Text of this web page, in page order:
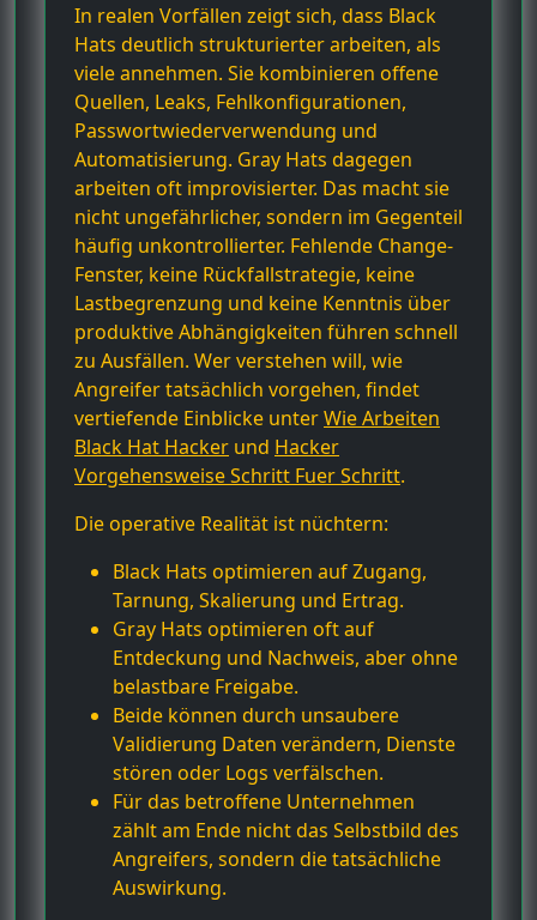
In realen Vorfällen zeigt sich, dass Black
Hats deutlich strukturierter arbeiten, als
viele annehmen. Sie kombinieren offene
Quellen, Leaks, Fehlkonfigurationen,
Passwortwiederverwendung und
Automatisierung. Gray Hats dagegen
arbeiten oft improvisierter. Das macht sie
nicht ungefährlicher, sondern im Gegenteil
häufig unkontrollierter. Fehlende Change-
Fenster, keine Rückfallstrategie, keine
Lastbegrenzung und keine Kenntnis über
produktive Abhängigkeiten führen schnell
zu Ausfällen. Wer verstehen will, wie
Angreifer tatsächlich vorgehen, findet
vertiefende Einblicke unterWie Arbeiten
Black Hat Hacker und Hacker
Vorgehensweise Schritt Fuer Schritt.
Die operative Realität ist nüchtern:
Black Hats optimieren auf Zugang,
Tarnung, Skalierung und Ertrag.
Gray Hats optimieren oft auf
Entdeckung und Nachweis, aber ohne
belastbare Freigabe.
Beide können durch unsaubere
Validierung Daten verändern, Dienste
stören oder Logs verfälschen.
Für das betroffene Unternehmen
zählt am Ende nicht das Selbstbild des
Angreifers, sondern die tatsächliche
Auswirkung.